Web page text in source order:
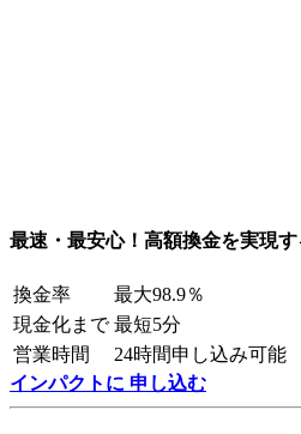
最速・最安心！高額換金を実現
換金率
最大98.9％
現金化まで 最短5分
営業時間
24時間申し込み可能
インパクトに 申し込む